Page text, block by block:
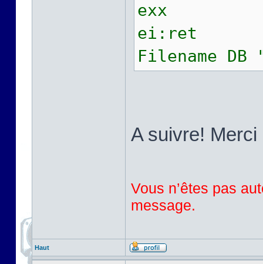
exx
ei:ret
Filename DB
A suivre!
Vous n’êtes pas
message.
Haut